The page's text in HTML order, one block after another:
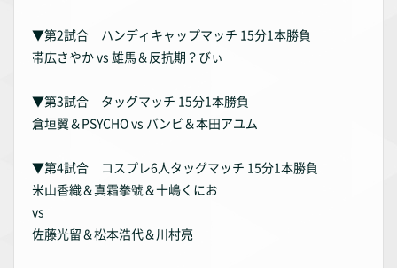
▼第2試合 ハンディキャップマッチ 15分1本勝負
帯広さやか vs 雄馬＆反抗期？びぃ
▼第3試合 タッグマッチ 15分1本勝負
倉垣翼＆PSYCHO vs バンビ＆本田アユム
▼第4試合 コスプレ6人タッグマッチ 15分1本勝負
米山香織＆真霜拳號＆十嶋くにお
vs
佐藤光留＆松本浩代＆川村亮